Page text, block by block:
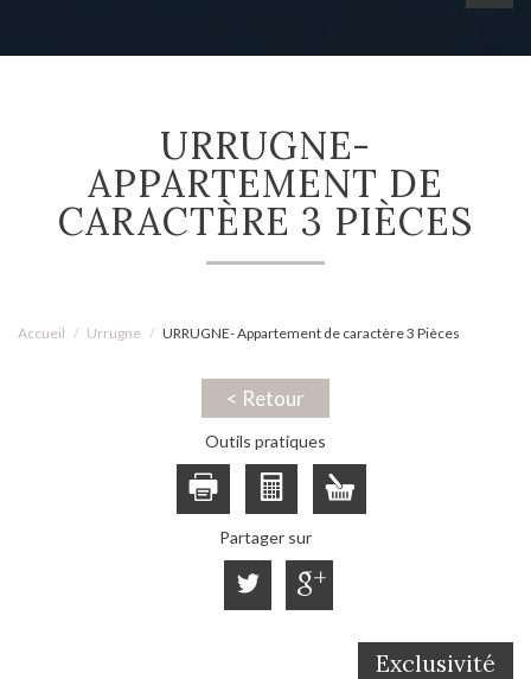
URRUGNE-
APPARTEMENT DE
CARACTÈRE 3 PIÈCES
Accueil Urrugne URRUGNE- Appartement de caractère 3 Pièces
< Retour
Outils pratiques
Partager sur
Exclusivité